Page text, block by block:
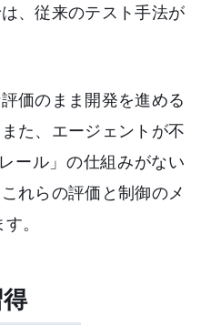
、従来のテスト手法が
価のまま開発を進める
た、エージェントが不
ール」の仕組みがない
れらの評価と制御のメ
。